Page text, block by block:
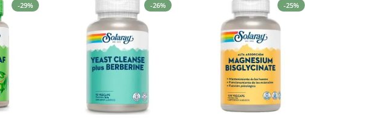
-29% -26% -25%